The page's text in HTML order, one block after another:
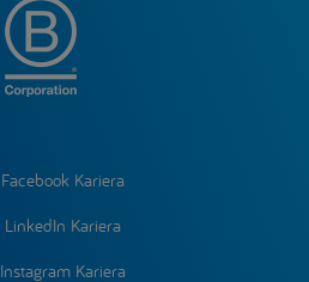
Facebook Kariera
LinkedIn Kariera
Instagram Kariera